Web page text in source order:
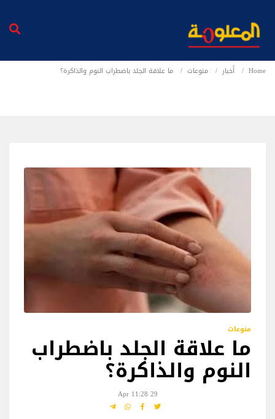
Home أخبار منوعات ما علاقة الجلد باضطراب النوم والذاكرة؟
منوعات
ما علاقة الجلد باضطراب
النوم والذاكرة؟
29 Apr 11:28